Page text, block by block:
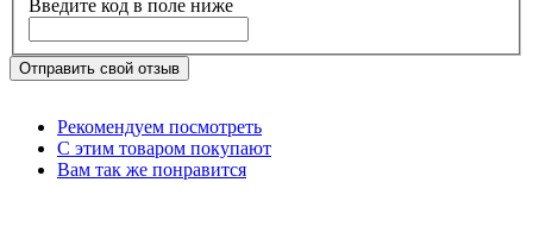
Введите код в поле ниже
Отправить свой отзыв
Рекомендуем посмотреть
С этим товаром покупают
Вам так же понравится